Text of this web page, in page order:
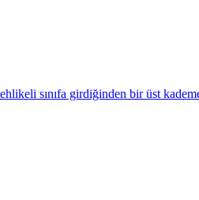
sınıfa girdiğinden bir üst